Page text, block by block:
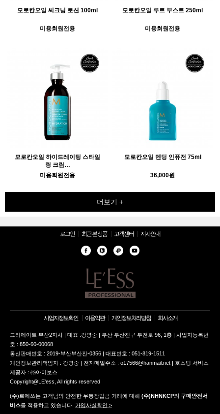
모로칸오일 씨크닝 로션 100ml
미용회원전용
모로칸오일 루트 부스트 250ml
미용회원전용
모로칸오일 하이드레이팅 스타일
링 크림…
미용회원전용
모로칸오일 멘딩 인퓨전 75ml
36,000원
더보기 +
로그인 최근 본 상품 고객센터 지사안내
사업자정보확인 이용약관 개인정보처리방침 회사소개
그리에이트 부산2지사 | 대표 :강영중 | 부산 부산진구 부전로 96, 1층 | 사업자등록번
호 : 850-60-00068
통신판매번호 : 2019-부산부산진-0356 | 대표번호 : 051-819-1511
개인정보관리책임자 : 강영중 | 전자메일주소 : o17566@hanmail.net | 호스팅 서비스
제공자 : ㈜아이보스
Copyright@LE'ess, All rights reserved
(주)르에쓰는 고객님의 안전한 무통장입금 거래에 대해 (주)NHNKCP의 구매안전서
비스를 적용하고 있습니다. 가입사실확인 >